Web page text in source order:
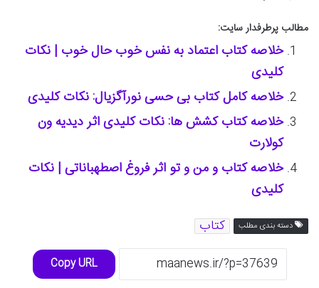
مطالب پرطرفدار سایت:
خلاصه کتاب اعتماد به نفس خوب حال خوب | نکات
کلیدی
خلاصه کامل کتاب بی حسی نورآگزیال: نکات کلیدی
خلاصه کتاب کشش ها: نکات کلیدی اثر دیدیه ون
کولارت
خلاصه کتاب و من و تو اثر فروغ اصطهباناتی | نکات
کلیدی
دسته بندی مطلب کتاب
Copy URL